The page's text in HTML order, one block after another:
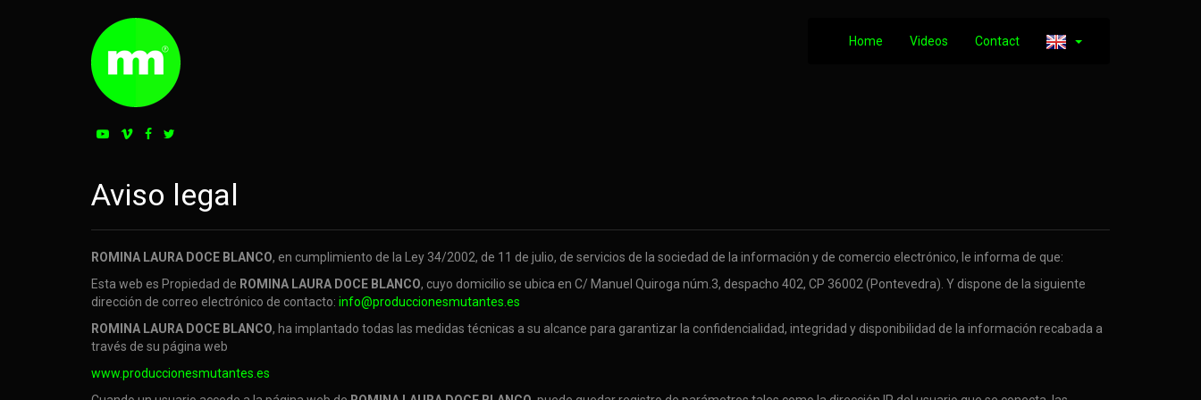
Home Videos Contact
Aviso legal
ROMINA LAURA DOCE BLANCO, en cumplimiento de la Ley 34/2002, de 11 de julio, de servicios de la sociedad de la información y de comercio electrónico, le informa de que:
Esta web es Propiedad de ROMINA LAURA DOCE BLANCO, cuyo domicilio se ubica en C/ Manuel Quiroga núm.3, despacho 402, CP 36002 (Pontevedra). Y dispone de la siguiente
dirección de correo electrónico de contacto: info@produccionesmutantes.es
ROMINA LAURA DOCE BLANCO, ha implantado todas las medidas técnicas a su alcance para garantizar la confidencialidad, integridad y disponibilidad de la información recabada a
través de su página web
www.produccionesmutantes.es